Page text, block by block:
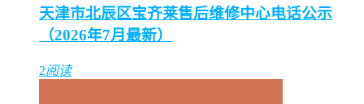
天津市北辰区宝齐莱售后维修中心电话公示
（2026年7月最新）
2阅读